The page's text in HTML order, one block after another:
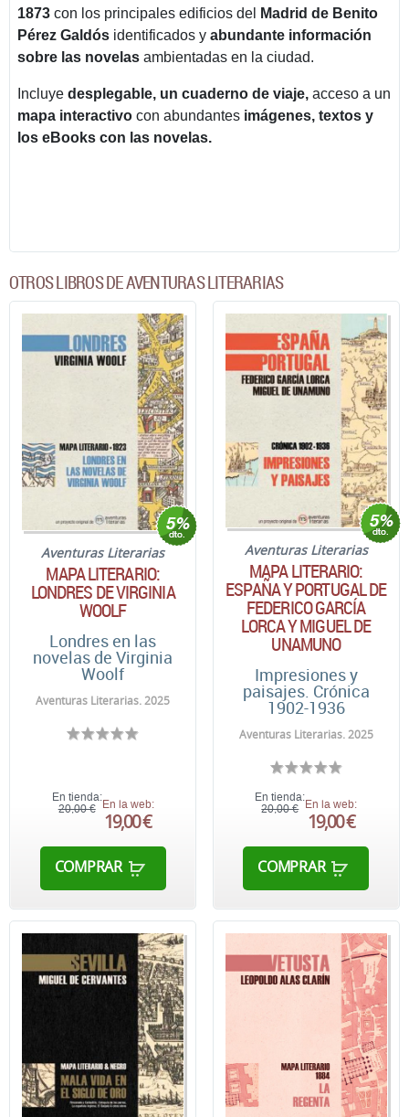
1873 con los principales edificios del
Madrid de Benito
Pérez Galdós identificados y abundante información
sobre las novelas ambientadas en la ciudad.
Incluye desplegable, un cuaderno de viaje, acceso a un
mapa interactivo con abundantes imágenes, textos y
los eBooks con las novelas.
OTROS LIBROS DE AVENTURAS LITERARIAS
Aventuras Literarias
MAPA LITERARIO:
LONDRES DE VIRGINIA
WOOLF
Londres en las
novelas de Virginia
Woolf
Aventuras Literarias. 2025
En tienda:
20,00 € En la web:
19,00 €
COMPRAR
Aventuras Literarias
MAPA LITERARIO:
ESPAÑA Y PORTUGAL DE
FEDERICO GARCÍA
LORCA Y MIGUEL DE
UNAMUNO
Impresiones y
paisajes. Crónica
1902-1936
Aventuras Literarias. 2025
En tienda:
20,00 €
En la web:
19,00 €
COMPRAR